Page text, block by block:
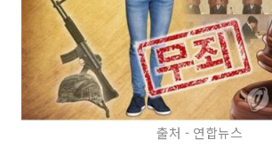
출처 - 연합뉴스